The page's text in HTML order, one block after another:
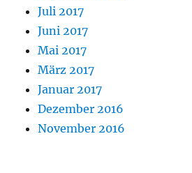
Juli 2017
Juni 2017
Mai 2017
März 2017
Januar 2017
Dezember 2016
November 2016